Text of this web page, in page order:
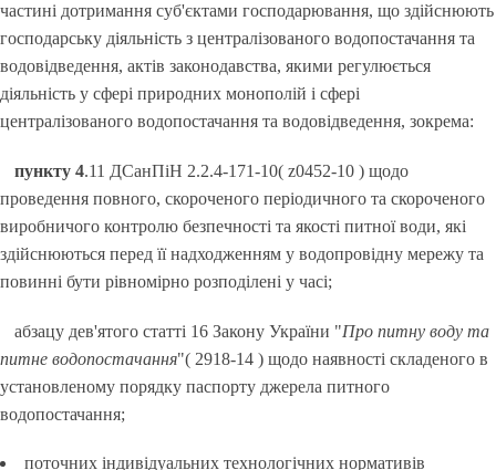
частині дотримання суб'єктами господарювання, що здійснюють
господарську діяльність з централізованого водопостачання та
водовідведення, актів законодавства, якими регулюється
діяльність у сфері природних монополій і сфері
централізованого водопостачання та водовідведення, зокрема:
пункту 4.11 ДСанПіН 2.2.4-171-10( z0452-10 ) щодо
проведення повного, скороченого періодичного та скороченого
виробничого контролю безпечності та якості питної води, які
здійснюються перед її надходженням у водопровідну мережу та
повинні бути рівномірно розподілені у часі;
абзацу дев'ятого статті 16 Закону України "Про питну воду та
питне водопостачання"( 2918-14 ) щодо наявності складеного в
установленому порядку паспорту джерела питного
водопостачання;
поточних індивідуальних технологічних нормативів